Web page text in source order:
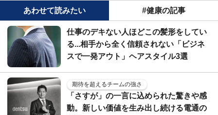
あわせて読みたい #健康の記事
仕事のデキない人ほどこの髪形をしてい
る...相手から全く信頼されない「ビジネ
スで一発アウト」ヘアスタイル3選
期待を超えるチームの強さ
「さすが」の一言に込められた驚きや感
動。新しい価値を生み出し続ける電通の